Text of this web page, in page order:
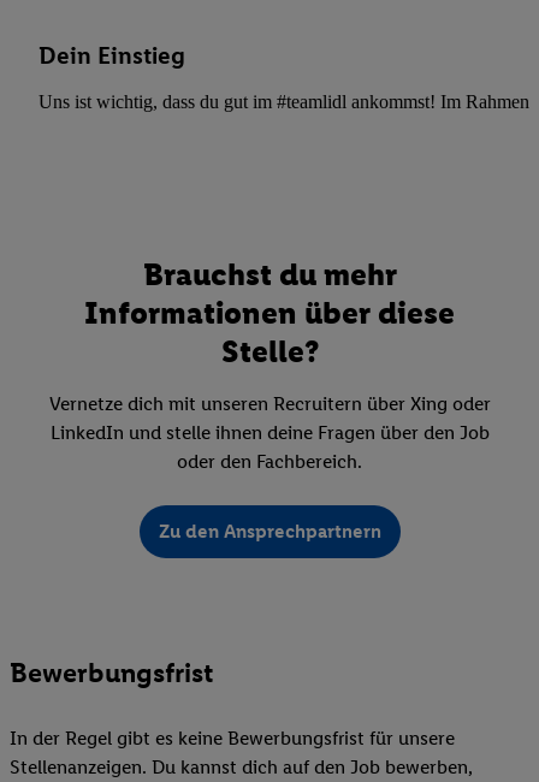
Dein Einstieg
Uns ist wichtig, dass du gut im #teamlidl ankommst! Im Rahmen
Brauchst du mehr
Informationen über diese
Stelle?
Vernetze dich mit unseren Recruitern über Xing oder
LinkedIn und stelle ihnen deine Fragen über den Job
oder den Fachbereich.
Zu den Ansprechpartnern
Bewerbungsfrist
In der Regel gibt es keine Bewerbungsfrist für unsere
Stellenanzeigen. Du kannst dich auf den Job bewerben,